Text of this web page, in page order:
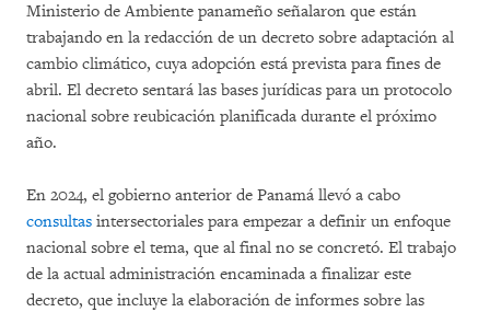
Ministerio de Ambiente panameño señalaron que están
trabajando en la redacción de un decreto sobre adaptación al
cambio climático, cuya adopción está prevista para fines de
abril. El decreto sentará las bases jurídicas para un protocolo
nacional sobre reubicación planificada durante el próximo
año.
En 2024, el gobierno anterior de Panamá llevó a cabo
consultas intersectoriales para empezar a definir un enfoque
nacional sobre el tema, que al final no se concretó. El trabajo
de la actual administración encaminada a finalizar este
decreto, que incluye la elaboración de informes sobre las